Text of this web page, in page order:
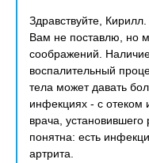
Здравствуйте,
Вам не поставлю, но
соображений.
воспалительный
тела может давать
инфекциях - с
врача,
понятна: есть
артрита.